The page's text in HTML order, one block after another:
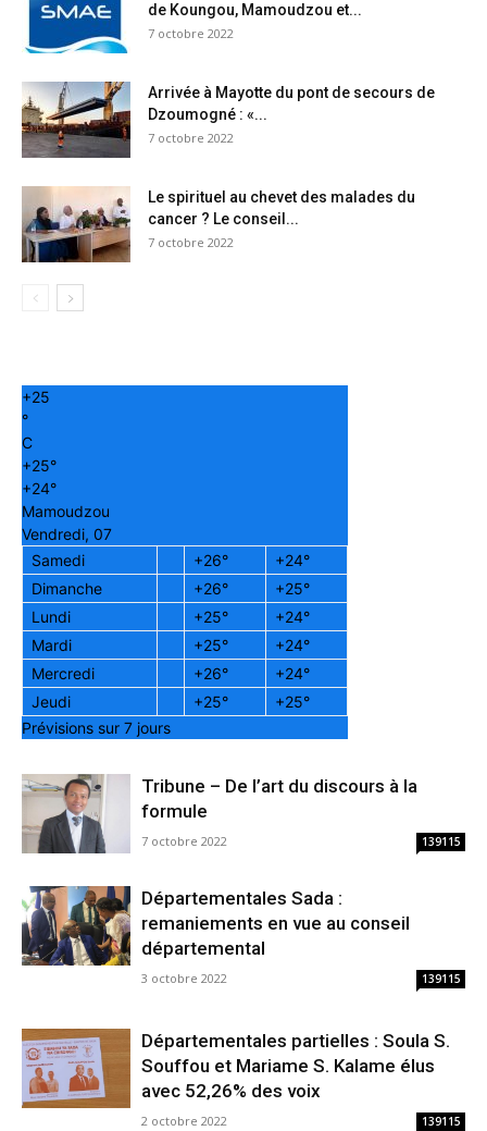
de Koungou, Mamoudzou et...
7 octobre 2022
Arrivée à Mayotte du pont de secours de
Dzoumogné : «...
7 octobre 2022
Le spirituel au chevet des malades du
cancer ? Le conseil...
7 octobre 2022
+25
°
C
+25°
+24°
Mamoudzou
Vendredi, 07
Samedi
+26° +24°
Dimanche
+26° +25°
Lundi
+25° +24°
Mardi
+25° +24°
Mercredi
+26° +24°
Jeudi
+25° +25°
Prévisions sur 7 jours
Tribune – De l’art du discours à la
formule
7 octobre 2022 139115
Départementales Sada :
remaniements en vue au conseil
départemental
3 octobre 2022 139115
Départementales partielles : Soula S.
Souffou et Mariame S. Kalame élus
avec 52,26% des voix
2 octobre 2022 139115